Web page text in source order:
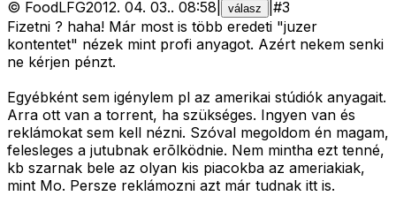
© FoodLFG2012. 04. 03.. 08:58 válasz #3
Fizetni ? haha! Már most is több eredeti "juzer
kontentet" nézek mint profi anyagot. Azért nekem senki
ne kérjen pénzt.
Egyébként sem igénylem pl az amerikai stúdiók anyagait.
Arra ott van a torrent, ha szükséges. Ingyen van és
reklámokat sem kell nézni. Szóval megoldom én magam,
felesleges a jutubnak erõlködnie. Nem mintha ezt tenné,
kb szarnak bele az olyan kis piacokba az ameriakiak,
mint Mo. Persze reklámozni azt már tudnak itt is.